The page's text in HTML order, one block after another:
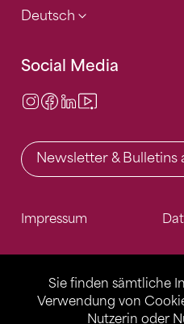
Sie finden sämtliche
Verwendung von
Nutzerin oder
Deutsch
Social Media
Instagram
Facebook
LinkedIn
Newsletter & Bulletins
Impressum